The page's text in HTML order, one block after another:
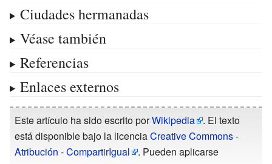
Ciudades hermanadas
Véase también
Referencias
Enlaces externos
Este artículo ha sido escrito porWikipedia
. El texto
está disponible bajo la licenciaCreative Commons -
Atribución - CompartirIgual
. Pueden aplicarse